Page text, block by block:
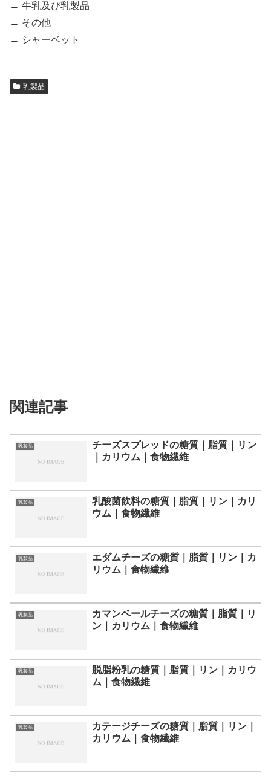
→ 牛乳及び乳製品
→ その他
→ シャーベット
乳製品
関連記事
乳製品
チーズスプレッドの糖質｜脂質｜リン
｜カリウム｜食物繊維
乳製品
乳酸菌飲料の糖質｜脂質｜リン｜カリ
ウム｜食物繊維
乳製品
エダムチーズの糖質｜脂質｜リン｜カ
リウム｜食物繊維
乳製品
カマンベールチーズの糖質｜脂質｜リ
ン｜カリウム｜食物繊維
乳製品
脱脂粉乳の糖質｜脂質｜リン｜カリウ
ム｜食物繊維
乳製品
カテージチーズの糖質｜脂質｜リン｜
カリウム｜食物繊維